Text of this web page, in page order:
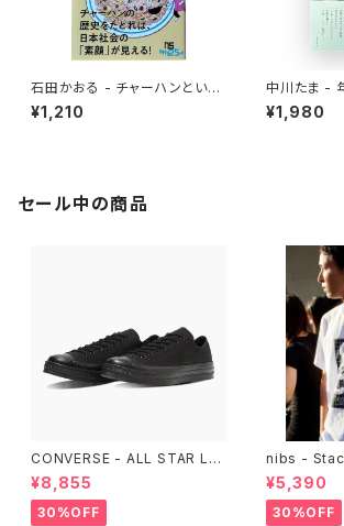
石田かおる - チャーハンという
迷宮 なぜ国民食になったのか
¥1,210
中川たま -
暦の手仕事
¥1,980
セール中の商品
CONVERSE - ALL STAR LG
CY OX （ALL BLACK)
¥8,855
30%OFF
nibs -
e
¥5,390
30%OFF